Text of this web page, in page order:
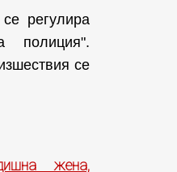
регулира
се
жена,